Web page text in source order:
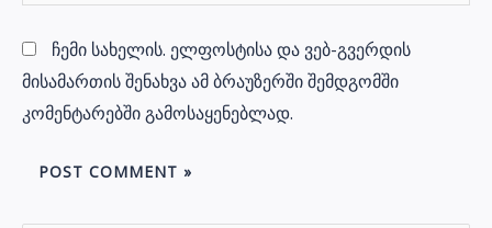
ჩემი სახელის. ელფოსტისა და ვებ-გვერდის
მისამართის შენახვა ამ ბრაუზერში შემდგომში
კომენტარებში გამოსაყენებლად.